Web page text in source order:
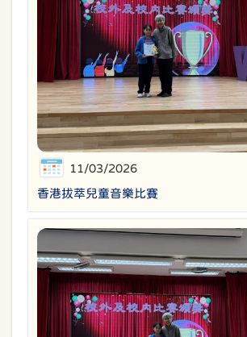
11/03/2026
香港拔萃兒童音樂比賽